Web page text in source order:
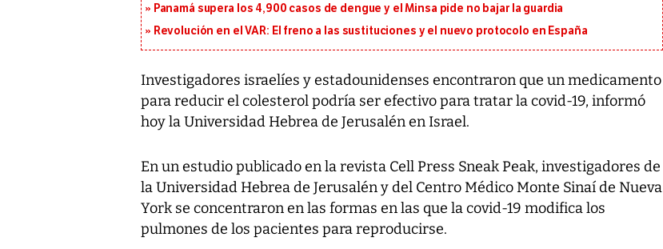
Panamá supera los 4,900 casos de dengue y el Minsa pide no bajar la guardia
Revolución en el VAR: El freno a las sustituciones y el nuevo protocolo en España
Investigadores israelíes y estadounidenses encontraron que un medicamento
para reducir el colesterol podría ser efectivo para tratar la covid-19, informó
hoy la Universidad Hebrea de Jerusalén en Israel.
En un estudio publicado en la revista Cell Press Sneak Peak, investigadores de
la Universidad Hebrea de Jerusalén y del Centro Médico Monte Sinaí de Nueva
York se concentraron en las formas en las que la covid-19 modifica los
pulmones de los pacientes para reproducirse.